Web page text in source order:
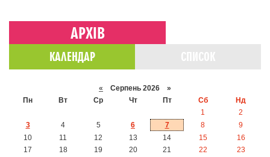
АРХІВ
КАЛЕНДАР
« Серпень 2026 »
Пн
Вт Ср Чт Пт Сб
Нд
1
2
3
4 5 6 7 8
9
10
11 12 13 14 15
16
17
18 19 20 21 22
23